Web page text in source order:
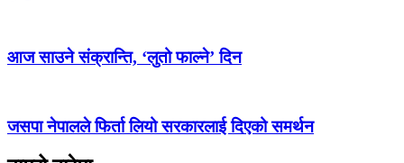
आज साउने संक्रान्ति, ‘लुतो फाल्ने’ दिन
जसपा नेपालले फिर्ता लियो सरकारलाई दिएको समर्थन